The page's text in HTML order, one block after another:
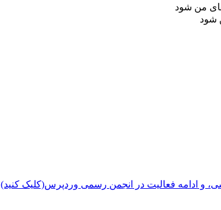
من شود
شود
و ادامه فعالیت در انجمن رسمی وردپرس(کلیک کنید)